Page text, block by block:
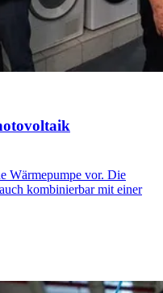
Wärmepumpe vor. Die
kombinierbar mit einer